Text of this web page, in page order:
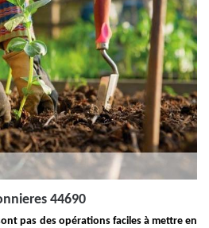
44690
pas des opérations faciles à mettre en